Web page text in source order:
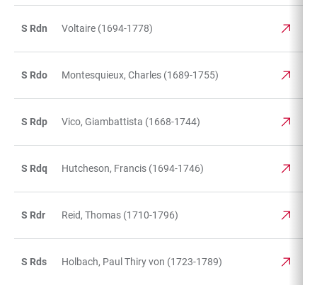
S Rdn Voltaire (1694-1778)
S Rdo Montesquieux, Charles (1689-1755)
S Rdp Vico, Giambattista (1668-1744)
S Rdq Hutcheson, Francis (1694-1746)
S Rdr Reid, Thomas (1710-1796)
S Rds Holbach, Paul Thiry von (1723-1789)